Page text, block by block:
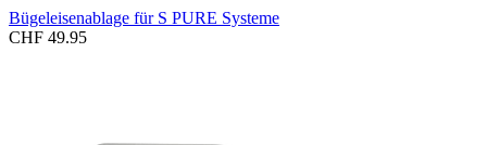
Bügeleisenablage für S PURE Systeme
CHF 49.95